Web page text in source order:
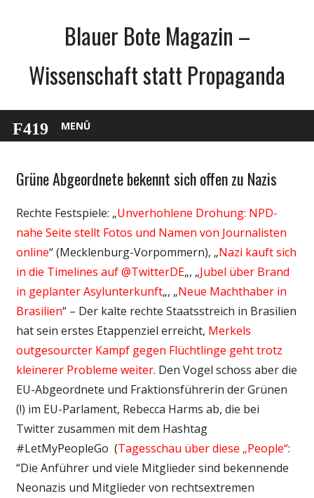
Blauer Bote Magazin –
Wissenschaft statt Propaganda
MENÜ
Gesellschaft
Medien
Politik
Wissenschaft
Grüne Abgeordnete bekennt sich offen zu Nazis
Rechte Festspiele: „Unverhohlene Drohung: NPD-
nahe Seite stellt Fotos und Namen von Journalisten
online“ (Mecklenburg-Vorpommern), „Nazi kauft sich
in die Timelines auf @TwitterDE„, „Jubel über Brand
in geplanter Asylunterkunft„, „Neue Machthaber in
Brasilien“ – Der kalte rechte Staatsstreich in Brasilien
hat sein erstes Etappenziel erreicht, Merkels
outgesourcter Kampf gegen Flüchtlinge geht trotz
kleinerer Probleme weiter. Den Vogel schoss aber die
EU-Abgeordnete und Fraktionsführerin der Grünen
(!) im EU-Parlament, Rebecca Harms ab, die bei
Twitter zusammen mit dem Hashtag
#LetMyPeopleGo (Tagesschau über diese „People“:
“Die Anführer und viele Mitglieder sind bekennende
Neonazis und Mitglieder von rechtsextremen